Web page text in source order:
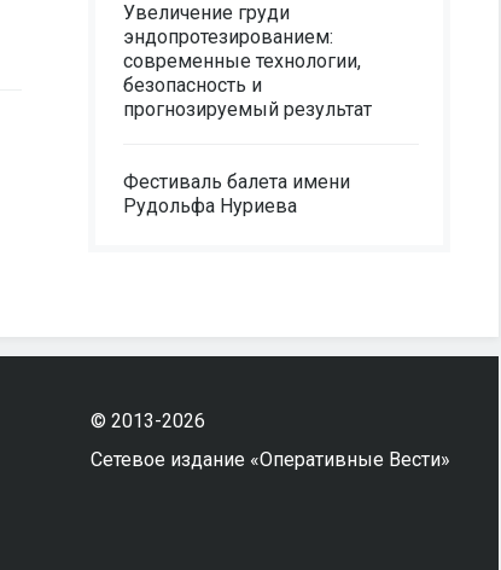
Увеличение груди
эндопротезированием:
современные технологии,
безопасность и
прогнозируемый результат
Фестиваль балета имени
Рудольфа Нуриева
© 2013-2026
Сетевое издание «Оперативные Вести»